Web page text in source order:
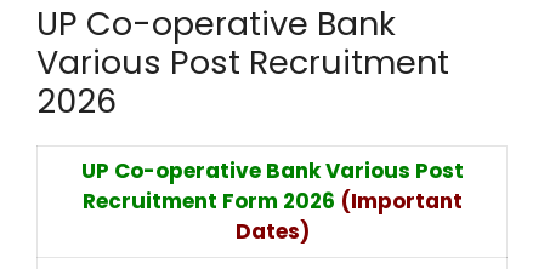
UP Co-operative Bank
Various Post Recruitment
2026
UP Co-operative Bank Various Post
Recruitment Form 2026 (Important
Dates)